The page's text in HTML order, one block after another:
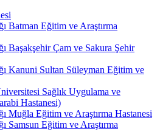
Batman Eğitim ve Araştırma
Başakşehir Çam ve Sakura Şehir
Kanuni Sultan Süleyman Eğitim ve
Sağlık Uygulama ve
Hastanesi)
Muğla Eğitim ve Araştırma Hastanesi
Samsun Eğitim ve Araştırma